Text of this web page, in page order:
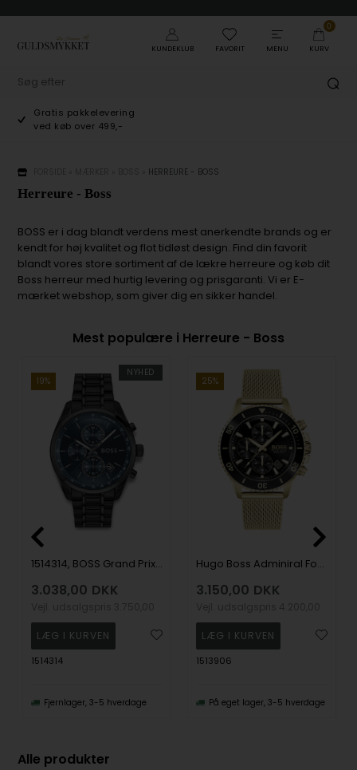
KUNDEKLUB FAVORIT MENU
0
KURV
Gratis pakkelevering
ved køb over 499,-
HERREURE - BOSS
Herreure - Boss
BOSS er i dag blandt verdens mest anerkendte brands og er
kendt for høj kvalitet og flot tidløst design. Find din favorit
blandt vores store sortiment af de lækre herreure og køb dit
Boss herreur med hurtig levering og prisgaranti. Vi er E-
mærket webshop, som giver dig en sikker handel.
Mest populære i Herreure - Boss
NYHED
19%
1514314, BOSS Grand Prix 44 Quartz Herre m/lænke
3.038,00 DKK
1514314
Fjernlager, 3-5 hverdage
25%
Hugo Boss Adminiral Forgyldt stål Batteridrevet quartz herre ur, model 1513906
3.150,00 DKK
1513906
På eget lager, 3-5 hverdage
Alle produkter